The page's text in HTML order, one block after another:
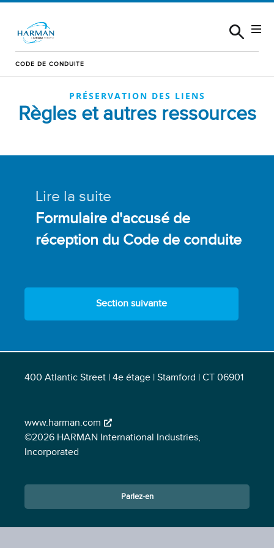
CODE DE CONDUITE
PRÉSERVATION DES LIENS
Règles et autres ressources
Lire la suite
Formulaire d'accusé de
réception du Code de conduite
Section suivante
400 Atlantic Street | 4e étage | Stamford | CT 06901
www.harman.com
©2026 HARMAN International Industries,
Incorporated
Parlez-en